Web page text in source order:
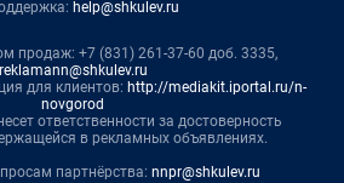
help@shkulev.ru
продаж: +7 (831) 261-37-60 доб. 3335,
reklamann@shkulev.ru
для клиентов: http://mediakit.iportal.ru/n-
novgorod
ответственности за достоверность
в рекламных объявлениях.
партнёрства: nnpr@shkulev.ru